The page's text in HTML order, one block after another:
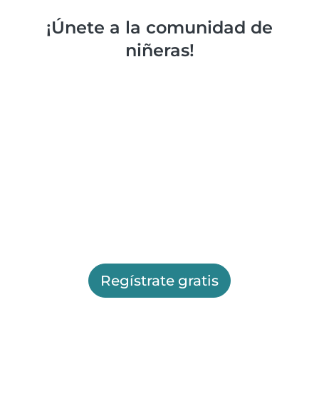
¡Únete a la comunidad de
niñeras!
Regístrate gratis